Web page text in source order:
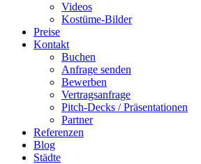
Videos
Kostüme-Bilder
Preise
Kontakt
Buchen
Anfrage senden
Bewerben
Vertragsanfrage
Pitch-Decks / Präsentationen
Partner
Referenzen
Blog
Städte